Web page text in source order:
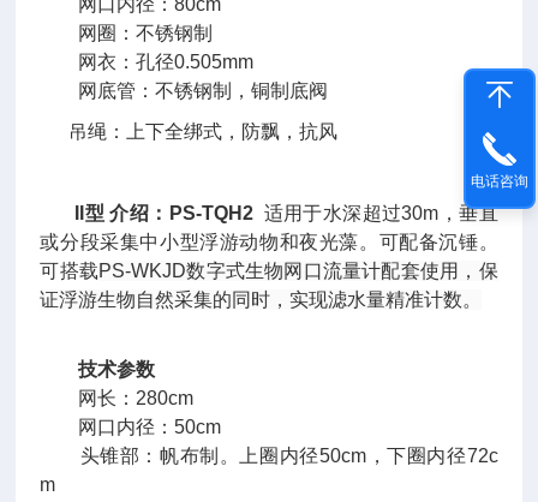
网口内径：80cm
网圈：不锈钢制
网衣：孔径0.505mm
网底管：不锈钢制，铜制底阀
吊绳：上下全绑式，防飘，抗风
II型介绍： PS-TQH2 适用于水深超过30m，垂直
或分段采集中小型浮游动物和夜光藻。 可配备沉锤。
可搭载PS-WKJD数字式生物网口流量计配套使用，保
证浮游生物自然采集的同时，实现滤水量精准计数。
技术参数
网长：280cm
网口内径：50cm
头锥部：帆布制。上圈内径50cm，下圈内径72c
m
电话咨询